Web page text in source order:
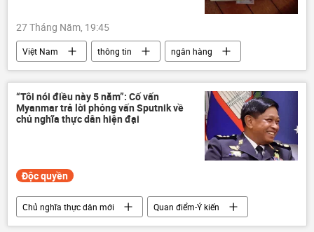
27 Tháng Năm, 19:45
Việt Nam thông tin
ngân hàng
Ngân hàng Nhà nước
Bộ Tài Chính VN
tài chính
Kinh tế doanh nghiệp
“Tôi nói điều này 5 năm”: Cố vấn
Myanmar trả lời phỏng vấn Sputnik về
chủ nghĩa thực dân hiện đại
Độc quyền
Chủ nghĩa thực dân mới
Quan điểm-Ý kiến
chuyên gia
Thế giới Chính trị